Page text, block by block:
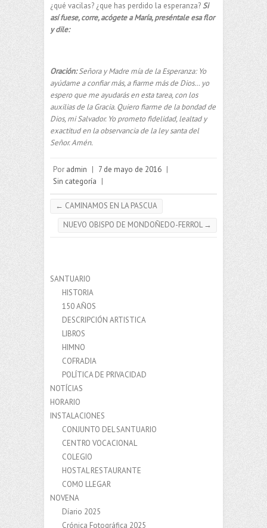
¿qué vacilas? ¿que has perdido la esperanza?Si
así fuese, corre, acógete a María, preséntale esa flor
y dile:
Oración: Señora y Madre mía de la Esperanza: Yo
ayúdame a confiar más, a fiarme más de Dios… yo
espero que me ayudarás en esta tarea, con los
auxilias de la Gracia. Quiero fiarme de la bondad de
Dios, mi Salvador. Yo prometo fidelidad, lealtad y
exactitud en la observancia de la ley santa del
Señor. Amén.
Por admin | 7 de mayo de 2016 |
Sin categoría |
← CAMINAMOS EN LA PASCUA
NUEVO OBISPO DE MONDOÑEDO-FERROL→
SANTUARIO
HISTORIA
150 AÑOS
DESCRIPCIÓN ARTISTICA
LIBROS
HIMNO
COFRADIA
POLÍTICA DE PRIVACIDAD
NOTÍCIAS
HORARIO
INSTALACIONES
CONJUNTO DEL SANTUARIO
CENTRO VOCACIONAL
COLEGIO
HOSTAL RESTAURANTE
COMO LLEGAR
NOVENA
Díario 2025
Crónica Fotográfica 2025